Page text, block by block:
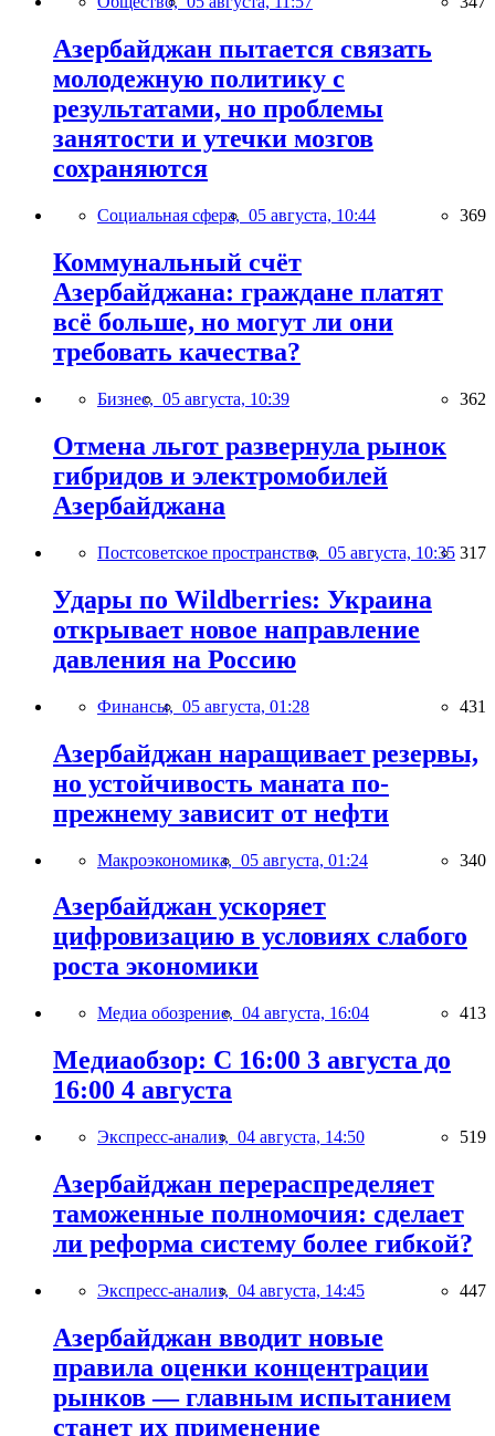
Азербайджан пытается связать
молодежную политику с
результатами, но проблемы
занятости и утечки мозгов
сохраняются
Социальная сфера, 05 августа, 10:44 369
Коммунальный счёт
Азербайджана: граждане платят
всё больше, но могут ли они
требовать качества?
Бизнес, 05 августа, 10:39 362
Отмена льгот развернула рынок
гибридов и электромобилей
Азербайджана
Постсоветское пространство, 05 августа, 10:35 317
Удары по Wildberries: Украина
открывает новое направление
давления на Россию
Финансы, 05 августа, 01:28 431
Азербайджан наращивает резервы,
но устойчивость маната по-
прежнему зависит от нефти
Макроэкономика, 05 августа, 01:24 340
Азербайджан ускоряет
цифровизацию в условиях слабого
роста экономики
Медиа обозрение, 04 августа, 16:04 413
Медиаобзор: С 16:00 3 августа до
16:00 4 августа
Экспресс-анализ, 04 августа, 14:50 519
Азербайджан перераспределяет
таможенные полномочия: сделает
ли реформа систему более гибкой?
Экспресс-анализ, 04 августа, 14:45 447
Азербайджан вводит новые
правила оценки концентрации
рынков — главным испытанием
станет их применение